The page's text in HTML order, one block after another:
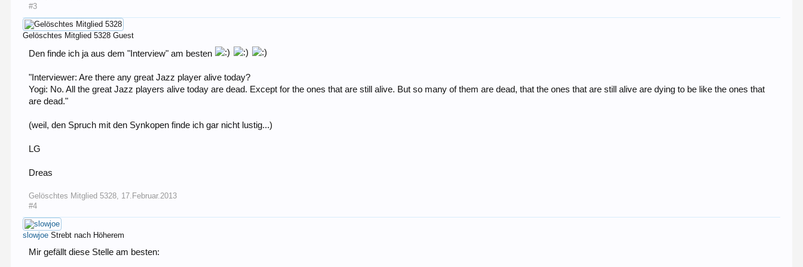
#3
Gelöschtes Mitglied 5328 Guest
Den finde ich ja aus dem "Interview" am besten
"Interviewer: Are there any great Jazz player alive today?
Yogi: No. All the great Jazz players alive today are dead. Except for the ones that are still alive. But so many of them are dead, that the ones that are still alive are dying to be like the ones that
are dead."
(weil, den Spruch mit den Synkopen finde ich gar nicht lustig...)
LG
Dreas
Gelöschtes Mitglied 5328, 17.Februar.2013
#4
slowjoe Strebt nach Höherem
Mir gefällt diese Stelle am besten: